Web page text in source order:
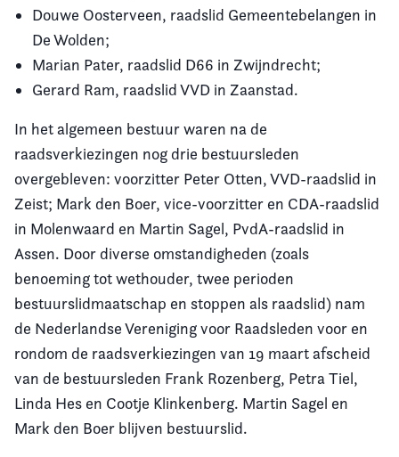
Douwe Oosterveen, raadslid Gemeentebelangen in
De Wolden;
Marian Pater, raadslid D66 in Zwijndrecht;
Gerard Ram, raadslid VVD in Zaanstad.
In het algemeen bestuur waren na de
raadsverkiezingen nog drie bestuursleden
overgebleven: voorzitter Peter Otten, VVD-raadslid in
Zeist; Mark den Boer, vice-voorzitter en CDA-raadslid
in Molenwaard en Martin Sagel, PvdA-raadslid in
Assen. Door diverse omstandigheden (zoals
benoeming tot wethouder, twee perioden
bestuurslidmaatschap en stoppen als raadslid) nam
de Nederlandse Vereniging voor Raadsleden voor en
rondom de raadsverkiezingen van 19 maart afscheid
van de bestuursleden Frank Rozenberg, Petra Tiel,
Linda Hes en Cootje Klinkenberg. Martin Sagel en
Mark den Boer blijven bestuurslid.